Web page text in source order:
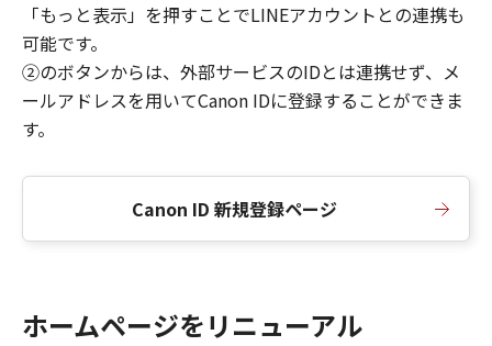
「もっと表示」を押すことでLINEアカウントとの連携も
可能です。
②のボタンからは、外部サービスのIDとは連携せず、メ
ールアドレスを用いてCanon IDに登録することができま
す。
Canon ID 新規登録ページ
ホームページをリニューアル